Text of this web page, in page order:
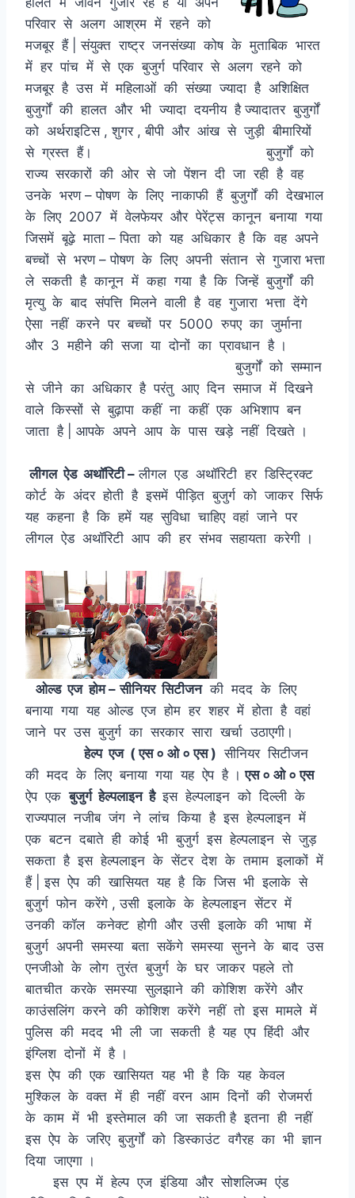
परिवार से अलग आश्रम में रहने को
मजबूर हैं | संयुक्त राष्ट्र जनसंख्या कोष के मुताबिक भारत
में हर पांच में से एक बुजुर्ग परिवार से अलग रहने को
मजबूर है उस में महिलाओं की संख्या ज्यादा है अशिक्षित
बुजुर्गों की हालत और भी ज्यादा दयनीय है ज्यादातर बुजुर्गों
को अर्थराइटिस , शुगर , बीपी और आंख से जुड़ी बीमारियों
से ग्रस्त हैं। बुजुर्गों को
राज्य सरकारों की ओर से जो पेंशन दी जा रही है वह
उनके भरण – पोषण के लिए नाकाफी हैं बुजुर्गों की देखभाल
के लिए 2007 में वेलफेयर और पेरेंट्स कानून बनाया गया
जिसमें बूढ़े माता – पिता को यह अधिकार है कि वह अपने
बच्चों से भरण – पोषण के लिए अपनी संतान से गुजारा भत्ता
ले सकती है कानून में कहा गया है कि जिन्हें बुजुर्गों की
मृत्यु के बाद संपत्ति मिलने वाली है वह गुजारा भत्ता देंगे
ऐसा नहीं करने पर बच्चों पर 5000 रुपए का जुर्माना
और 3 महीने की सजा या दोनों का प्रावधान है ।
बुजुर्गों को सम्मान
से जीने का अधिकार है परंतु आए दिन समाज में दिखने
वाले किस्सों से बुढ़ापा कहीं ना कहीं एक अभिशाप बन
जाता है | आपके अपने आप के पास खड़े नहीं दिखते ।
लीगल ऐड अथॉरिटी – लीगल एड अथॉरिटी हर डिस्ट्रिक्ट
कोर्ट के अंदर होती है इसमें पीड़ित बुजुर्ग को जाकर सिर्फ
यह कहना है कि हमें यह सुविधा चाहिए वहां जाने पर
लीगल ऐड अथॉरिटी आप की हर संभव सहायता करेगी ।
ओल्ड एज होम – सीनियर सिटीजनकी मदद के लिए
बनाया गया यह ओल्ड एज होम हर शहर में होता है वहां
जाने पर उस बुजुर्ग का सरकार सारा खर्चा उठाएगी।
हेल्प एज ( एस ० ओ ० एस ) सीनियर सिटीजन
की मदद के लिए बनाया गया यह ऐप है ।एस ० ओ ० एस
ऐप एकबुजुर्ग हेल्पलाइन है इस हेल्पलाइन को दिल्ली के
राज्यपाल नजीब जंग ने लांच किया है इस हेल्पलाइन में
एक बटन दबाते ही कोई भी बुजुर्ग इस हेल्पलाइन से जुड़
सकता है इस हेल्पलाइन के सेंटर देश के तमाम इलाकों में
हैं | इस ऐप की खासियत यह है कि जिस भी इलाके से
बुजुर्ग फोन करेंगे , उसी इलाके के हेल्पलाइन सेंटर में
उनकी कॉल कनेक्ट होगी और उसी इलाके की भाषा में
बुजुर्ग अपनी समस्या बता सकेंगे समस्या सुनने के बाद उस
एनजीओ के लोग तुरंत बुजुर्ग के घर जाकर पहले तो
बातचीत करके समस्या सुलझाने की कोशिश करेंगे और
काउंसलिंग करने की कोशिश करेंगे नहीं तो इस मामले में
पुलिस की मदद भी ली जा सकती है यह एप हिंदी और
इंग्लिश दोनों में है ।
इस ऐप की एक खासियत यह भी है कि यह केवल
मुश्किल के वक्त में ही नहीं वरन आम दिनों की रोजमर्रा
के काम में भी इस्तेमाल की जा सकती है इतना ही नहीं
इस ऐप के जरिए बुजुर्गों को डिस्काउंट वगैरह का भी ज्ञान
दिया जाएगा ।
इस एप में हेल्प एज इंडिया और सोशलिज्म एंड